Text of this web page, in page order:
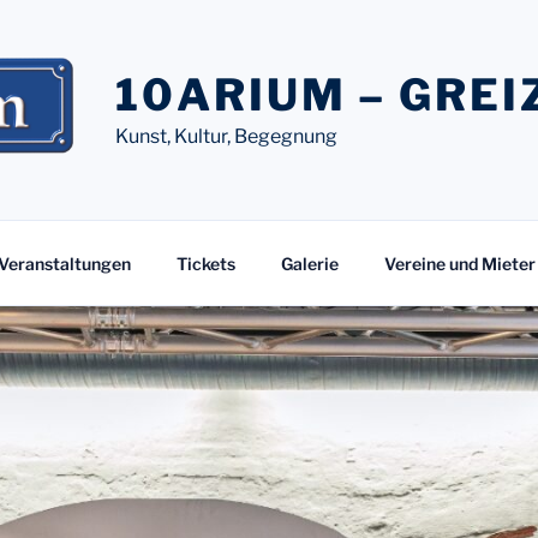
10ARIUM –
Kunst, Kultur, Begegnung
Tickets Galerie Vereine und Mieter